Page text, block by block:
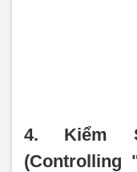
4. Kiểm
(Controlling